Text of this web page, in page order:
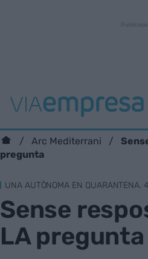
Arc Mediterrani
pregunta
UNA AUTÒNOMA EN QUARANTENA.
Sense
LA pregunta